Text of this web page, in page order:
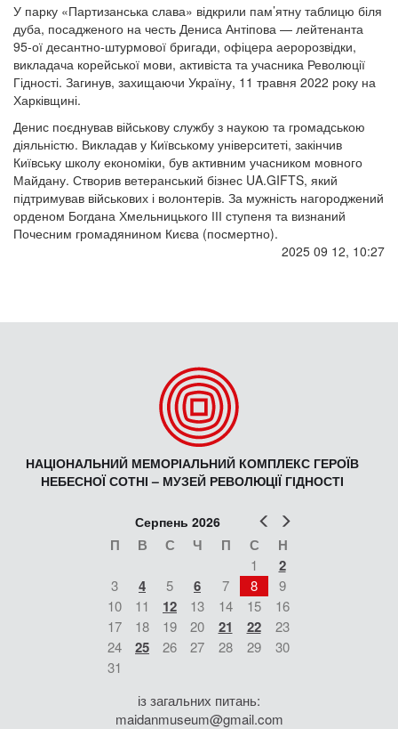
У парку «Партизанська слава» відкрили пам’ятну таблицю біля
дуба, посадженого на честь Дениса Антіпова — лейтенанта
95-ої десантно-штурмової бригади, офіцера аеророзвідки,
викладача корейської мови, активіста та учасника Революції
Гідності. Загинув, захищаючи Україну, 11 травня 2022 року на
Харківщині.
Денис поєднував військову службу з наукою та громадською
діяльністю. Викладав у Київському університеті, закінчив
Київську школу економіки, був активним учасником мовного
Майдану. Створив ветеранський бізнес UA.GIFTS, який
підтримував військових і волонтерів. За мужність нагороджений
орденом Богдана Хмельницького ІІІ ступеня та визнаний
Почесним громадянином Києва (посмертно).
2025 09 12, 10:27
НАЦІОНАЛЬНИЙ МЕМОРІАЛЬНИЙ КОМПЛЕКС ГЕРОЇВ
НЕБЕСНОЇ СОТНІ – МУЗЕЙ РЕВОЛЮЦІЇ ГІДНОСТІ
Попер
Серпень 2026
П В С Ч П С Н
1 2
3 4 5 6 7 8
9
10
11 12 13 14 15
16
17
18 19 20 21 22
23
24
25 26 27 28 29
30
31
із загальних питань:
maidanmuseum@gmail.com